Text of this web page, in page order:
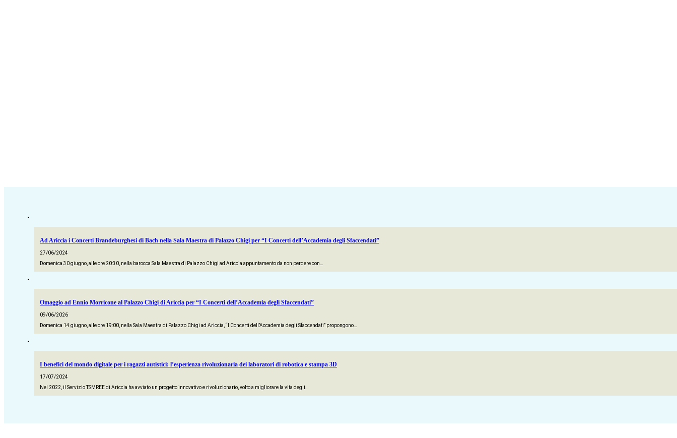
Ad Ariccia i Concerti Brandeburghesi di Bach nella Sala Maestra di Palazzo Chigi per “I Concerti dell’Accademia degli Sfaccendati”
27/06/2024
Domenica 30 giugno, alle ore 20:30, nella barocca Sala Maestra di Palazzo Chigi ad Ariccia appuntamento da non perdere con…
Omaggio ad Ennio Morricone al Palazzo Chigi di Ariccia per “I Concerti dell’Accademia degli Sfaccendati”
09/06/2026
Domenica 14 giugno, alle ore 19:00, nella Sala Maestra di Palazzo Chigi ad Ariccia, “I Concerti dell’Accademia degli Sfaccendati” propongono…
I benefici del mondo digitale per i ragazzi autistici: l’esperienza rivoluzionaria dei laboratori di robotica e stampa 3D
17/07/2024
Nel 2022, il Servizio TSMREE di Ariccia ha avviato un progetto innovativo e rivoluzionario, volto a migliorare la vita degli…